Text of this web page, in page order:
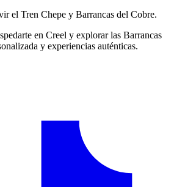
el Tren Chepe y Barrancas del Cobre.
en Creel y explorar las Barrancas
y experiencias auténticas.